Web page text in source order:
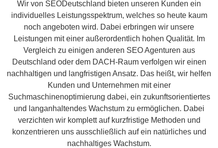
Wir von SEODeutschland bieten unseren Kunden ein
individuelles Leistungsspektrum, welches so heute kaum
noch angeboten wird. Dabei erbringen wir unsere
Leistungen mit einer außerordentlich hohen Qualität. Im
Vergleich zu einigen anderen SEO Agenturen aus
Deutschland oder dem DACH-Raum verfolgen wir einen
nachhaltigen und langfristigen Ansatz. Das heißt, wir helfen
Kunden und Unternehmen mit einer
Suchmaschinenoptimierung dabei, ein zukunftsorientiertes
und langanhaltendes Wachstum zu ermöglichen. Dabei
verzichten wir komplett auf kurzfristige Methoden und
konzentrieren uns ausschließlich auf ein natürliches und
nachhaltiges Wachstum.